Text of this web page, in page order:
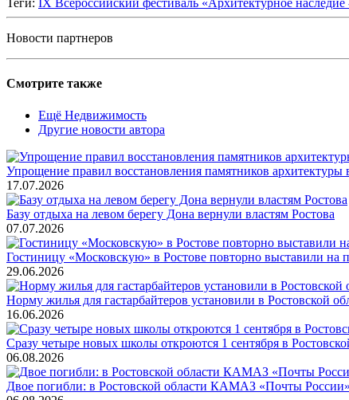
Теги: IX Всероссийский фестиваль «Архитектурное наследие
Новости партнеров
Смотрите также
Ещё Недвижимость
Другие новости автора
Упрощение правил восстановления памятников архитектуры
17.07.2026
Базу отдыха на левом берегу Дона вернули властям Ростова
07.07.2026
Гостиницу «Московскую» в Ростове повторно выставили на
29.06.2026
Норму жилья для гастарбайтеров установили в Ростовской
16.06.2026
Сразу четыре новых школы откроются 1 сентября в
06.08.2026
Двое погибли: в Ростовской области КАМАЗ «Почты